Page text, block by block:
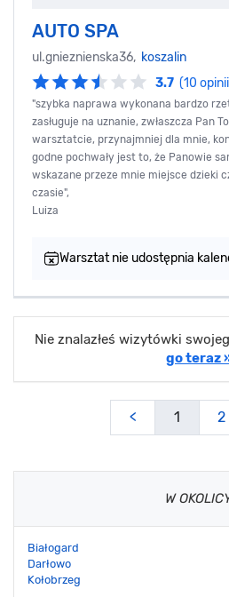
AUTO SPA
ul.gnieznienska36, koszalin
3.7 (10
"szybka naprawa wykonana bardzo
zasługuje na uznanie, zwłaszcza Pan
warsztatcie, przynajmniej dla mnie,
godne pochwały jest to, że Panowie
wskazane przeze mnie miejsce dzieki
czasie",
Luiza
Warsztat nie udostępnia
Nie znalazłeś wizytówki
go teraz
< 1 2
W
Białogard
Darłowo
Kołobrzeg